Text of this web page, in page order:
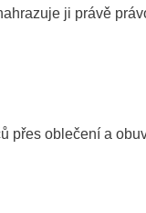
ji právě
přes oblečení a